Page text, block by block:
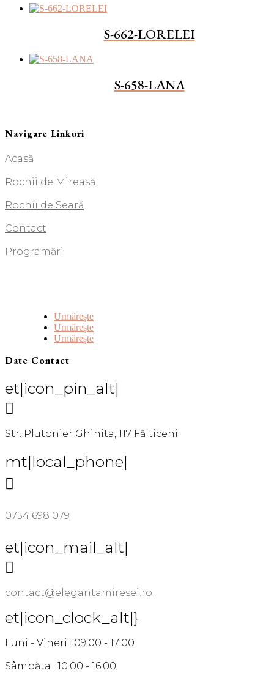
S-662-LORELEI
S-658-LANA
Navigare Linkuri
Acasă
Rochii de Mireasă
Rochii de Seară
Contact
Programări
Urmărește
Urmărește
Urmărește
Date Contact
et|icon_pin_alt|

Str. Plutonier Ghinita, 117 Fălticeni
mt|local_phone|

0754 698 079
et|icon_mail_alt|

contact@elegantamiresei.ro
et|icon_clock_alt|}
Luni - Vineri : 09:00 - 17:00
Sâmbăta : 10:00 - 16:00